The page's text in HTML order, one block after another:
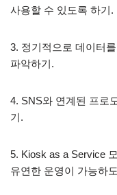
사용할 수 있도록 하기.
3. 정기적으로 데이터
파악하기.
4. SNS와 연계된 프로
기.
5. Kiosk as a Service
유연한 운영이 가능하